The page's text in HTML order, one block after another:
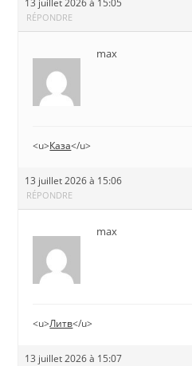
13 juillet 2026 à 15:05
RÉPONDRE
max
<u>Каза</u>
13 juillet 2026 à 15:06
RÉPONDRE
max
<u>Литв</u>
13 juillet 2026 à 15:07